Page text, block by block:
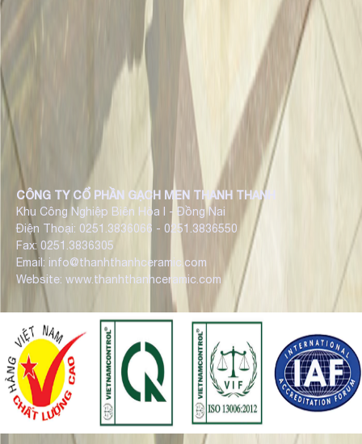
CÔNG TY CỔ PHẦN GẠCH MEN THANH THANH
Khu Công Nghiệp Biên Hòa I - Đồng Nai
Điện Thoại: 0251.3836066 - 0251.3836550
Fax: 0251.3836305
Email: info@thanhthanhceramic.com
Website: www.thanhthanhceramic.com